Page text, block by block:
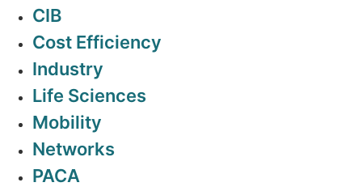
CIB
Cost Efficiency
Industry
Life Sciences
Mobility
Networks
PACA